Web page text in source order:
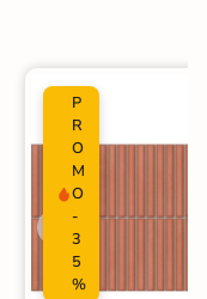
P
R
O
M
O
-
3
5
%